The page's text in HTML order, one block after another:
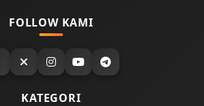
FOLLOW KAMI
KATEGORI